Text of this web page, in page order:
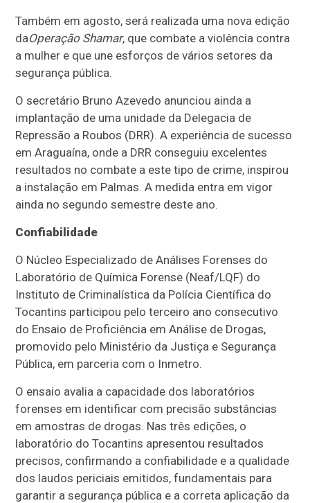
Também em agosto, será realizada uma nova edição
daOperação Shamar, que combate a violência contra
a mulher e que une esforços de vários setores da
segurança pública.
O secretário Bruno Azevedo anunciou ainda a
implantação de uma unidade da Delegacia de
Repressão a Roubos (DRR). A experiência de sucesso
em Araguaína, onde a DRR conseguiu excelentes
resultados no combate a este tipo de crime, inspirou
a instalação em Palmas. A medida entra em vigor
ainda no segundo semestre deste ano.
Confiabilidade
O Núcleo Especializado de Análises Forenses do
Laboratório de Química Forense (Neaf/LQF) do
Instituto de Criminalística da Polícia Científica do
Tocantins participou pelo terceiro ano consecutivo
do Ensaio de Proficiência em Análise de Drogas,
promovido pelo Ministério da Justiça e Segurança
Pública, em parceria com o Inmetro.
O ensaio avalia a capacidade dos laboratórios
forenses em identificar com precisão substâncias
em amostras de drogas. Nas três edições, o
laboratório do Tocantins apresentou resultados
precisos, confirmando a confiabilidade e a qualidade
dos laudos periciais emitidos, fundamentais para
garantir a segurança pública e a correta aplicação da